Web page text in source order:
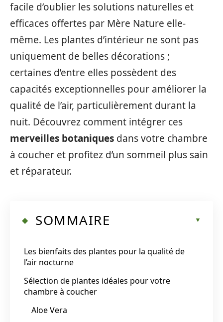
facile d’oublier les solutions naturelles et
efficaces offertes par Mère Nature elle-
même. Les plantes d’intérieur ne sont pas
uniquement de belles décorations ;
certaines d’entre elles possèdent des
capacités exceptionnelles pour améliorer la
qualité de l’air, particulièrement durant la
nuit. Découvrez comment intégrer ces
merveilles botaniques dans votre chambre
à coucher et profitez d’un sommeil plus sain
et réparateur.
SOMMAIRE
Les bienfaits des plantes pour la qualité de
l’air nocturne
Sélection de plantes idéales pour votre
chambre à coucher
Aloe Vera